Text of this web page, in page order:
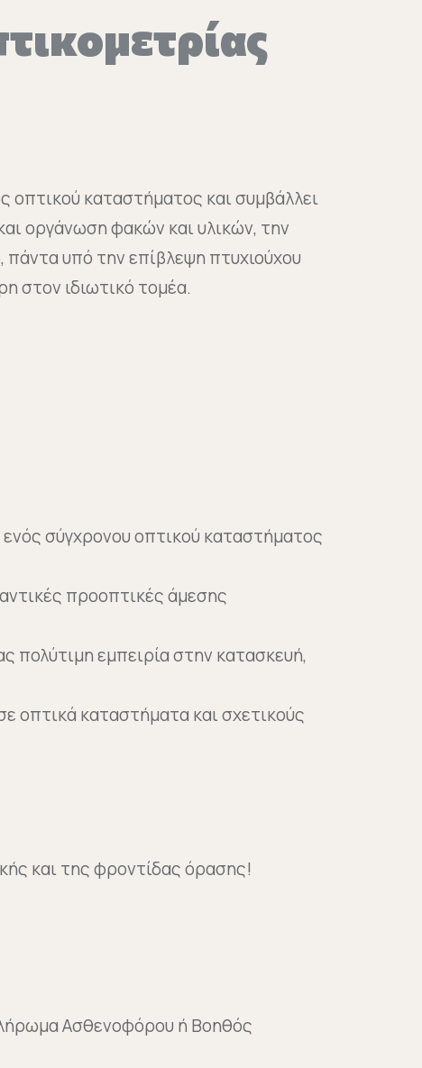
οπτικού καταστήματος και συμβάλλει
οργάνωση φακών και υλικών, την
πάντα υπό την επίβλεψη πτυχιούχου
στον ιδιωτικό τομέα.
σύγχρονου οπτικού καταστήματος
προοπτικές άμεσης
πολύτιμη εμπειρία στην κατασκευή,
οπτικά καταστήματα και σχετικούς
και της φροντίδας όρασης!
Ασθενοφόρου ή Βοηθός